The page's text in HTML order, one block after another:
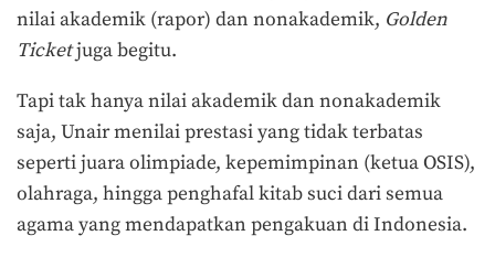
nilai akademik (rapor) dan nonakademik, Golden
Ticketjuga begitu.
Tapi tak hanya nilai akademik dan nonakademik
saja, Unair menilai prestasi yang tidak terbatas
seperti juara olimpiade, kepemimpinan (ketua OSIS),
olahraga, hingga penghafal kitab suci dari semua
agama yang mendapatkan pengakuan di Indonesia.